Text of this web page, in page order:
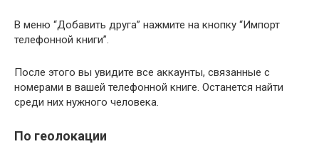
В меню “Добавить друга” нажмите на кнопку “Импорт
телефонной книги”.
После этого вы увидите все аккаунты, связанные с
номерами в вашей телефонной книге. Останется найти
среди них нужного человека.
По геолокации